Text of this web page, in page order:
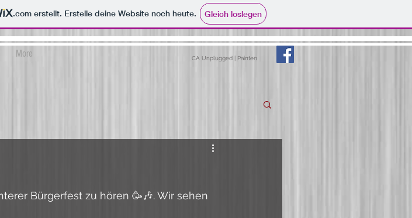
.com erstellt. Erstelle deine Website noch heute. Gleich loslegen
More CA Unplugged | Painten
Bürgerfest zu hören 🥳🎶. Wir sehen